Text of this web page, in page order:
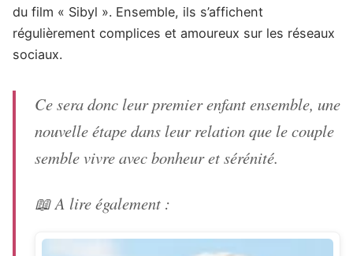
du film « Sibyl ». Ensemble, ils s’affichent
régulièrement complices et amoureux sur les réseaux
sociaux.
Ce sera donc leur premier enfant ensemble, une
nouvelle étape dans leur relation que le couple
semble vivre avec bonheur et sérénité.
📖 A lire également :